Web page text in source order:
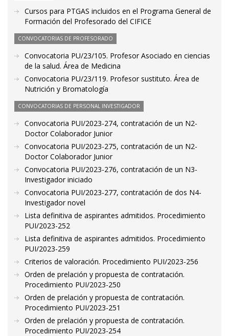
Cursos para PTGAS incluidos en el Programa General de
Formación del Profesorado del CIFICE
CONVOCATORIAS DE PROFESORADO
Convocatoria PU/23/105. Profesor Asociado en ciencias
de la salud. Área de Medicina
Convocatoria PU/23/119. Profesor sustituto. Área de
Nutrición y Bromatología
CONVOCATORIAS DE PERSONAL INVESTIGADOR
Convocatoria PUI/2023-274, contratación de un N2-
Doctor Colaborador Junior
Convocatoria PUI/2023-275, contratación de un N2-
Doctor Colaborador Junior
Convocatoria PUI/2023-276, contratación de un N3-
Investigador iniciado
Convocatoria PUI/2023-277, contratación de dos N4-
Investigador novel
Lista definitiva de aspirantes admitidos. Procedimiento
PUI/2023-252
Lista definitiva de aspirantes admitidos. Procedimiento
PUI/2023-259
Criterios de valoración. Procedimiento PUI/2023-256
Orden de prelación y propuesta de contratación.
Procedimiento PUI/2023-250
Orden de prelación y propuesta de contratación.
Procedimiento PUI/2023-251
Orden de prelación y propuesta de contratación.
Procedimiento PUI/2023-254